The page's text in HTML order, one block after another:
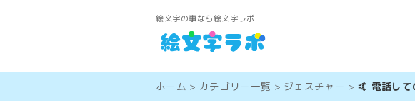
絵文字の事なら絵文字ラボ
ホーム > カテゴリー一覧 > ジェスチャー >🤙 電話して